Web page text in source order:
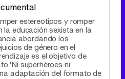
estereotipos y romper
la educación sexista en la
abordando los
de género en el
es el objetivo de
'Ni superhéroes ni
adaptación del formato de